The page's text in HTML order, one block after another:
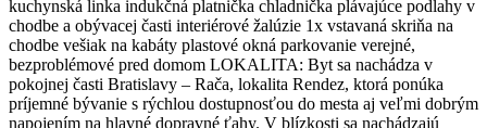
kuchynská linka indukčná platnička chladnička plávajúce podlahy v
chodbe a obývacej časti interiérové žalúzie 1x vstavaná skriňa na
chodbe vešiak na kabáty plastové okná parkovanie verejné,
bezproblémové pred domom LOKALITA: Byt sa nachádza v
pokojnej časti Bratislavy – Rača, lokalita Rendez, ktorá ponúka
príjemné bývanie s rýchlou dostupnosťou do mesta aj veľmi dobrým
napojením na hlavné dopravné ťahy. V blízkosti sa nachádzajú